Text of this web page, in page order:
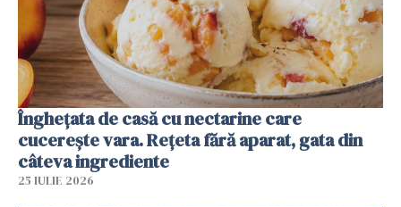
Înghețata de casă cu nectarine care
cucerește vara. Rețeta fără aparat, gata din
câteva ingrediente
25 IULIE 2026